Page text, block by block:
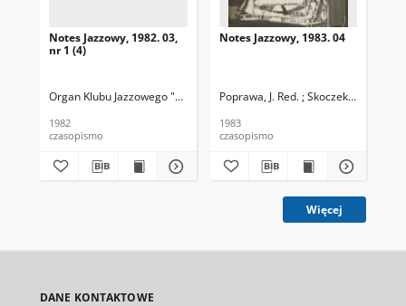
Notes Jazzowy, 1982. 03,
nr 1 (4)
Organ Klubu Jazzowego "Rotunda" Skoczek, T. Red.
1982
czasopismo
Notes Jazzowy, 1983. 04
Poprawa, J. Red. ; Skoczek T. Red.
1983
czasopismo
Więcej
DANE KONTAKTOWE